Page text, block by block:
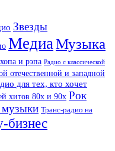
Звезды
МедиаМузыка
и рэпа Радио с классической
отечественной и западной
для тех, кто хочет
хитов 80х и 90х Рок
музыки Транс-радио на